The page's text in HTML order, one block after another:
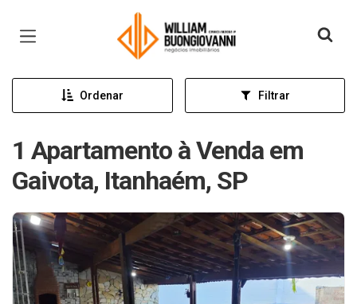
Página inicial
Ordenar Filtrar
1 Apartamento à Venda em
Gaivota, Itanhaém, SP